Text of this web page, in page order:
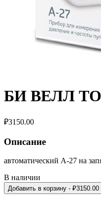
БИ ВЕЛЛ
₽3150.00
Описание
автоматический A-27 на
В наличии
Добавить в корзину - ₽3150.00